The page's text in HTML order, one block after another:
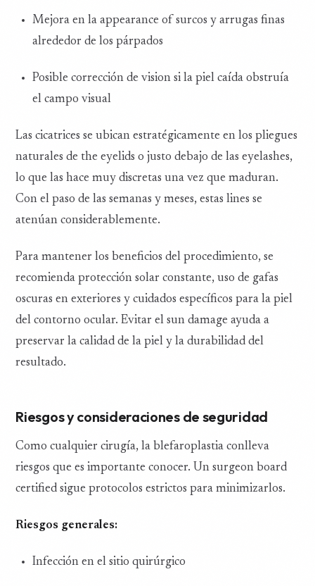
Mejora en la appearance of surcos y arrugas finas
alrededor de los párpados
Posible corrección de vision si la piel caída obstruía
el campo visual
Las cicatrices se ubican estratégicamente en los pliegues
naturales de the eyelids o justo debajo de las eyelashes,
lo que las hace muy discretas una vez que maduran.
Con el paso de las semanas y meses, estas lines se
atenúan considerablemente.
Para mantener los beneficios del procedimiento, se
recomienda protección solar constante, uso de gafas
oscuras en exteriores y cuidados específicos para la piel
del contorno ocular. Evitar el sun damage ayuda a
preservar la calidad de la piel y la durabilidad del
resultado.
Riesgos y consideraciones de seguridad
Como cualquier cirugía, la blefaroplastia conlleva
riesgos que es importante conocer. Un surgeon board
certified sigue protocolos estrictos para minimizarlos.
Riesgos generales:
Infección en el sitio quirúrgico